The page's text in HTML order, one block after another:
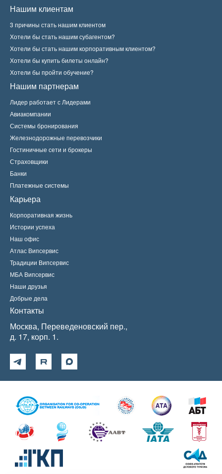
Нашим клиентам
3 причины стать нашим клиентом
Хотели бы стать нашим субагентом?
Хотели бы стать нашим корпоративным клиентом?
Хотели бы купить билеты онлайн?
Хотели бы пройти обучение?
Нашим партнерам
Лидер работает с Лидерами
Авиакомпании
Системы бронирования
Железнодорожные перевозчики
Гостиничные сети и брокеры
Страховщики
Банки
Платежные системы
Карьера
Корпоративная жизнь
Истории успеха
Наш офис
Атлас Випсервис
Традиции Випсервис
МБА Випсервис
Наши друзья
Добрые дела
Контакты
Москва, Переведеновский пер.,
д. 17, корп. 1.